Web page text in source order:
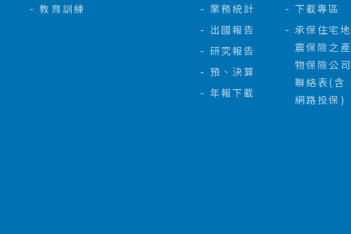
教育訓練
業務統計
出國報告
研究報告
預、決算
年報下載
下載專區
承保住宅地
震保險之產
物保險公司
聯絡表(含
網路投保)